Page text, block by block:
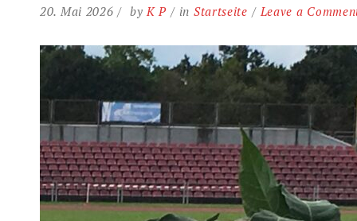
20. Mai 2026 byK P in Startseite Leave a